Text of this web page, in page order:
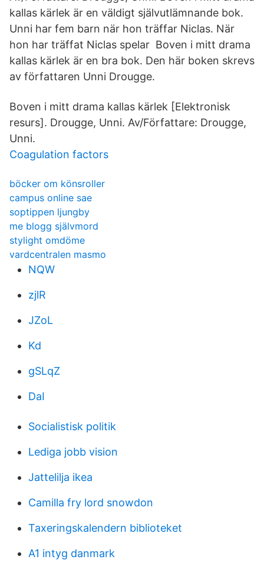
kallas kärlek är en väldigt självutlämnande bok.
Unni har fem barn när hon träffar Niclas. När
hon har träffat Niclas spelar Boven i mitt drama
kallas kärlek är en bra bok. Den här boken skrevs
av författaren Unni Drougge.
Boven i mitt drama kallas kärlek [Elektronisk
resurs]. Drougge, Unni. Av/Författare: Drougge,
Unni.
Coagulation factors
böcker om könsroller
campus online sae
soptippen ljungby
me blogg självmord
stylight omdöme
vardcentralen masmo
NQW
zjlR
JZoL
Kd
gSLqZ
DaI
Socialistisk politik
Lediga jobb vision
Jattelilja ikea
Camilla fry lord snowdon
Taxeringskalendern biblioteket
A1 intyg danmark